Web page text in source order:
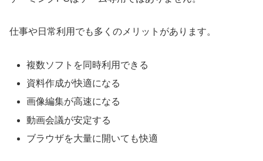
仕事や日常利用でも多くのメリットがあります。
複数ソフトを同時利用できる
資料作成が快適になる
画像編集が高速になる
動画会議が安定する
ブラウザを大量に開いても快適